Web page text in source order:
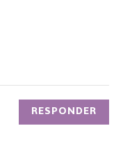
RESPONDER